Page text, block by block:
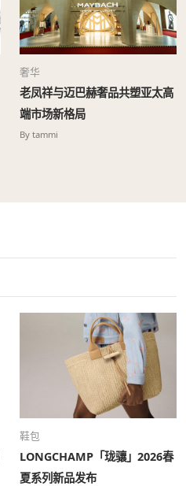
奢华
老凤祥与迈巴赫奢品共塑亚太高
端市场新格局
By tammi
鞋包
LONGCHAMP「珑骧」2026春
夏系列新品发布